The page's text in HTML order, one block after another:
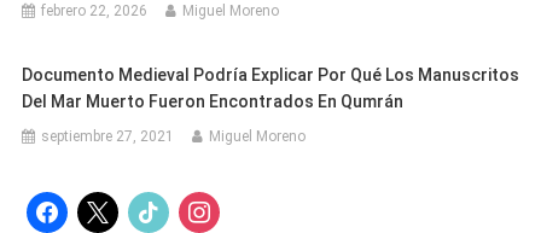
febrero 22, 2026 Miguel Moreno
Documento Medieval Podría Explicar Por Qué Los Manuscritos
Del Mar Muerto Fueron Encontrados En Qumrán
septiembre 27, 2021 Miguel Moreno
facebook
x tiktok instagram